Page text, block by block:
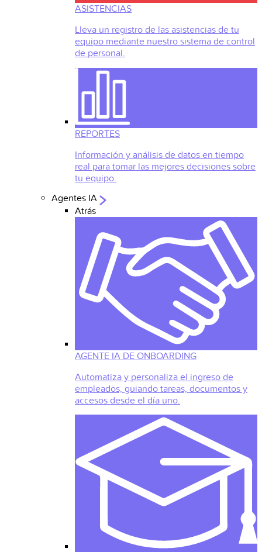
ASISTENCIAS
Lleva un registro de las asistencias de tu
equipo mediante nuestro sistema de control
de personal.
REPORTES
Información y análisis de datos en tiempo
real para tomar las mejores decisiones sobre
tu equipo.
Agentes IA
Atrás
AGENTE IA DE ONBOARDING
Automatiza y personaliza el ingreso de
empleados, guiando tareas, documentos y
accesos desde el día uno.